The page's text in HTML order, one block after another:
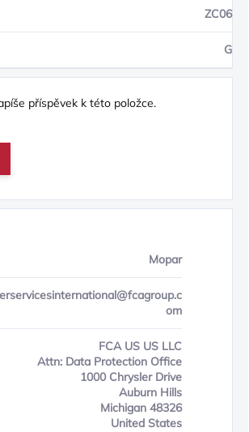
ZC06
G
příspěvek k této položce.
Mopar
om
FCA US US LLC
Attn: Data Protection Office
1000 Chrysler Drive
Auburn Hills
Michigan 48326
United States